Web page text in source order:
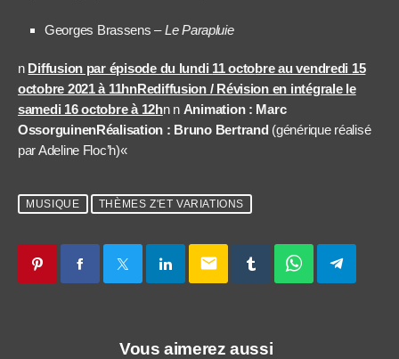
Georges Brassens –Le Parapluie
n Diffusion par épisode du lundi 11 octobre au vendredi 15
octobre 2021 à 11hnRediffusion / Révision en intégrale le
samedi 16 octobre à 12hn n Animation: Marc
OssorguinenRéalisation : Bruno Bertrand (générique réalisé
par Adeline Floc’h)«
MUSIQUE THÈMES Z'ET VARIATIONS
email
Vous aimerez aussi